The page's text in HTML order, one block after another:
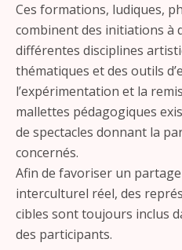
Ces formations, ludiques,
combinent des initiations à
différentes disciplines
thématiques et des outils
l’expérimentation et la
mallettes pédagogiques
de spectacles donnant la
concernés.
Afin de favoriser un
interculturel réel, des
cibles sont toujours inclus
des participants.